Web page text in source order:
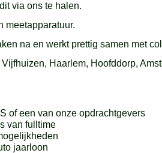
via ons te halen.
meetapparatuur.
na en werkt prettig samen met
Haarlem, Hoofddorp,
of een van onze opdrachtgevers
van fulltime
jaarloon